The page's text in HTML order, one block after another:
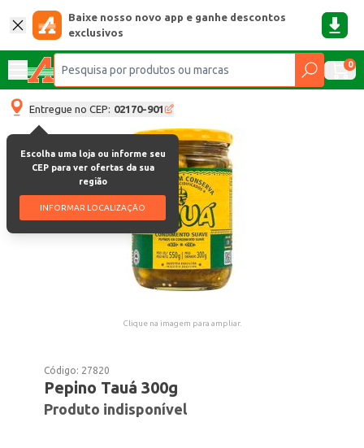
Baixe nosso novo app e ganhe descontos
exclusivos
0
Entregue no CEP: 02170-901
Escolha uma loja ou informe seu
CEP para ver ofertas da sua
região
INFORMAR LOCALIZAÇÃO
Clique na imagem para ampliar.
Código: 27820
Pepino Tauá 300g
Produto indisponível